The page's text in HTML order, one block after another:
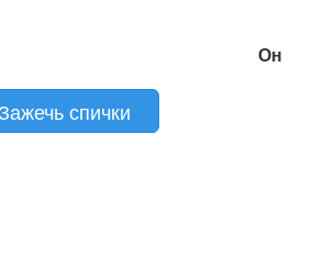
Он
спички